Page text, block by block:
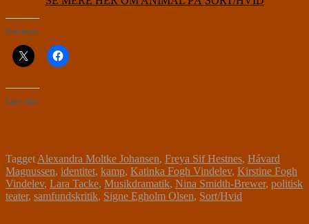
Del dette:
Like this:
Tagget Alexandra Moltke Johansen, Freya Sif Hestnes, Hávard
Magnussen, identitet, kamp, Katinka Fogh Vindelev, Kirstine Fogh
Vindelev, Lara Tacke, Musikdramatik, Nina Smidth-Brewer, politisk
teater, samfundskritik, Signe Egholm Olsen, Sort/Hvid